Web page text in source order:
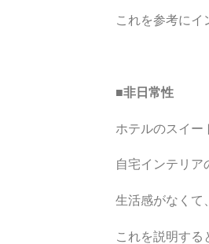
これを参考にイ
■非日常性
ホテルのスイー
自宅インテリア
生活感がなくて
これを説明する